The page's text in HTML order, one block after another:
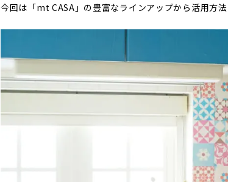
今回は「mt CASA」の豊富なラインアップから活用方